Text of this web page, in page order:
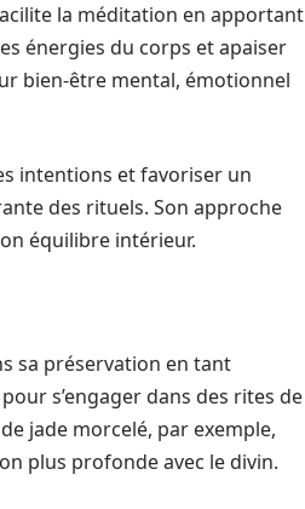
la méditation en apportant
énergies du corps et apaiser
bien-être mental, émotionnel
intentions et favoriser un
des rituels. Son approche
équilibre intérieur.
sa préservation en tant
s’engager dans des rites de
jade morcelé, par exemple,
plus profonde avec le divin.